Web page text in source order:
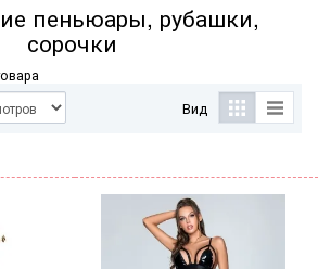
пеньюары, рубашки,
сорочки
Вид